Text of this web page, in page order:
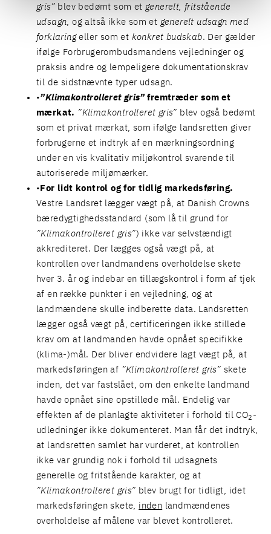
gris” blev bedømt som et generelt, fritstående
udsagn, og altså ikke som et generelt udsagn med
forklaringeller som et konkret budskab. Der gælder
ifølge Forbrugerombudsmandens vejledninger og
praksis andre og lempeligere dokumentationskrav
til de sidstnævnte typer udsagn.
”Klimakontrolleret gris”fremtræder som et
mærkat. ”Klimakontrolleret gris” blev også bedømt
som et privat mærkat, som ifølge landsretten giver
forbrugerne et indtryk af en mærkningsordning
under en vis kvalitativ miljøkontrol svarende til
autoriserede miljømærker.
For lidt kontrol og for tidlig markedsføring.
Vestre Landsret lægger vægt på, at Danish Crowns
bæredygtighedsstandard (som lå til grund for
”Klimakontrolleret gris”) ikke var selvstændigt
akkrediteret. Der lægges også vægt på, at
kontrollen over landmandens overholdelse skete
hver 3. år og indebar en tillægskontrol i form af tjek
af en række punkter i en vejledning, og at
landmændene skulle indberette data. Landsretten
lægger også vægt på, certificeringen ikke stillede
krav om at landmanden havde opnået specifikke
(klima-)mål. Der bliver endvidere lagt vægt på, at
markedsføringen af ”Klimakontrolleret gris” skete
inden, det var fastslået, om den enkelte landmand
havde opnået sine opstillede mål. Endelig var
effekten af de planlagte aktiviteter i forhold til CO2 -
udledninger ikke dokumenteret. Man får det indtryk,
at landsretten samlet har vurderet, at kontrollen
ikke var grundig nok i forhold til udsagnets
generelle og fritstående karakter, og at
”Klimakontrolleret gris” blev brugt for tidligt, idet
markedsføringen skete, inden landmændenes
overholdelse af målene var blevet kontrolleret.